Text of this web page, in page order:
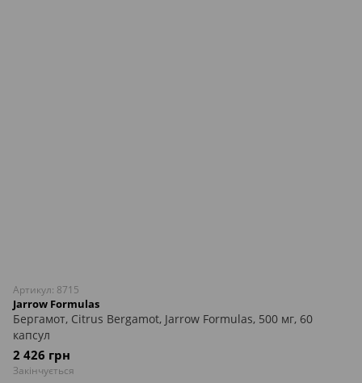
Артикул: 8715
Jarrow Formulas
Бергамот, Citrus Bergamot, Jarrow Formulas, 500 мг, 60
капсул
2 426 грн
Закінчується